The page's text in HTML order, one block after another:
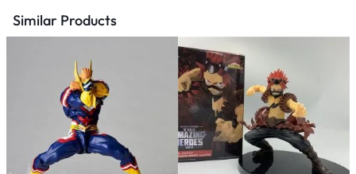
Similar Products